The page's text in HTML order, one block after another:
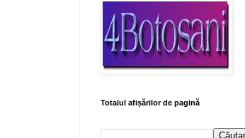
Totalul afișărilor de pagină